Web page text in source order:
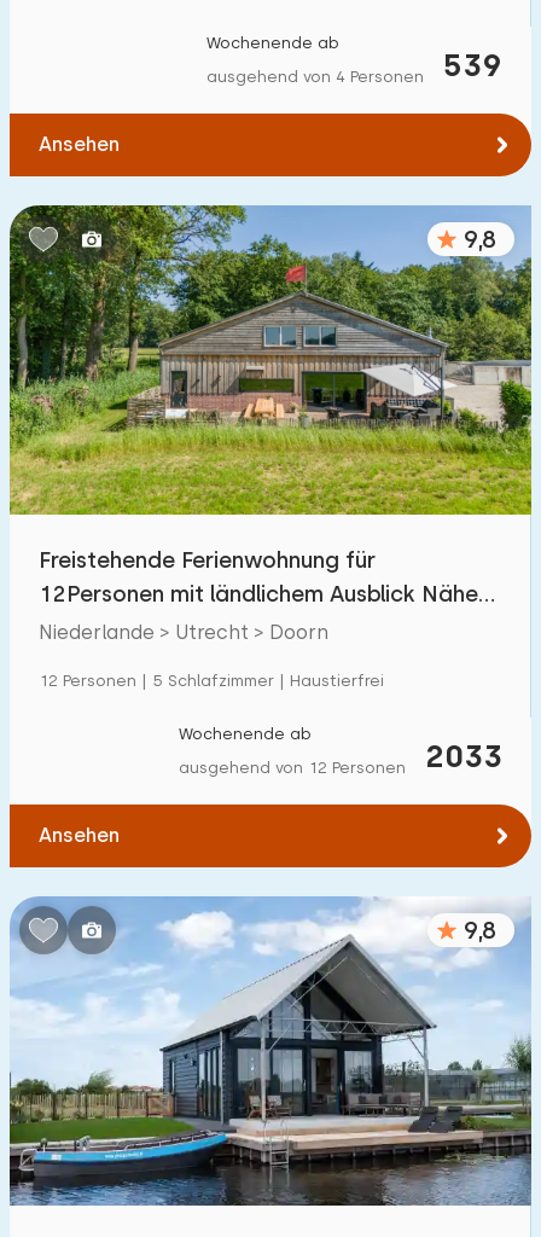
539
Wochenende ab
ausgehend von 4 Personen
Ansehen
9,8
Freistehende Ferienwohnung für
12Personen mit ländlichem Ausblick Nähe
Utrechtse Heuvelrug
Niederlande > Utrecht > Doorn
12 Personen | 5 Schlafzimmer | Haustierfrei
2033
Wochenende ab
ausgehend von 12 Personen
Ansehen
9,8